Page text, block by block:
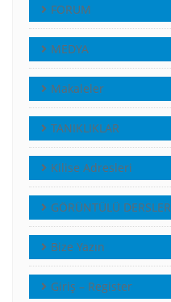
FORUM
MEDYA
Makaleler
TANIKLIKLAR
Kilise Adresleri
GÖRÜNTÜLÜ DERSLER
Bize Yazın
Giriş – Register